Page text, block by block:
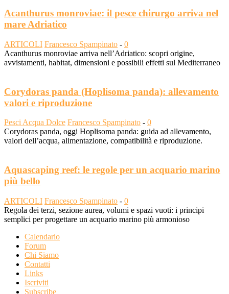
Acanthurus monroviae: il pesce chirurgo arriva nel
mare Adriatico
ARTICOLI Francesco Spampinato - 0
Acanthurus monroviae arriva nell’Adriatico: scopri origine,
avvistamenti, habitat, dimensioni e possibili effetti sul Mediterraneo
Corydoras panda (Hoplisoma panda): allevamento
valori e riproduzione
Pesci Acqua Dolce Francesco Spampinato - 0
Corydoras panda, oggi Hoplisoma panda: guida ad allevamento,
valori dell’acqua, alimentazione, compatibilità e riproduzione.
Aquascaping reef: le regole per un acquario marino
più bello
ARTICOLI Francesco Spampinato - 0
Regola dei terzi, sezione aurea, volumi e spazi vuoti: i principi
semplici per progettare un acquario marino più armonioso
Calendario
Forum
Chi Siamo
Contatti
Links
Iscriviti
Subscribe